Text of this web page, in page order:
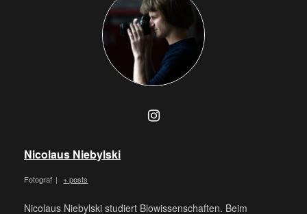
Nicolaus Niebylski
Fotograf | + posts
Nicolaus Niebylski studiert Biowissenschaften. Beim